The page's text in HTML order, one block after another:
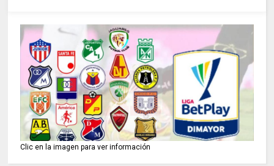
Clic en la imagen para ver información